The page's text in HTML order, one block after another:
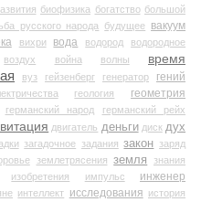
биофизика богатство большой
русского народа будущее вакуум
вихри вода водород
водородное
воздух война волны
время
вуз гейзенберг генератор гений
геология
геометрия
германский народ
германский рейх
двигатель деньги диск дух
загадочное задания закон заряд
землетрясения земля
знания
изобретения импульс инженер
интеллект исследования история